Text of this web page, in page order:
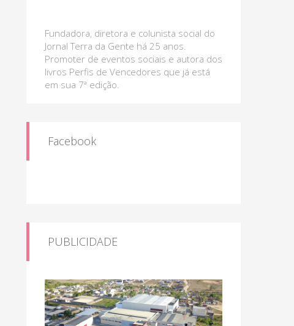
Fundadora, diretora e colunista social do
Jornal Terra da Gente há 25 anos.
Promoter de eventos sociais e autora dos
livros Perfis de Vencedores que já está
em sua 7ª edição.
Facebook
PUBLICIDADE